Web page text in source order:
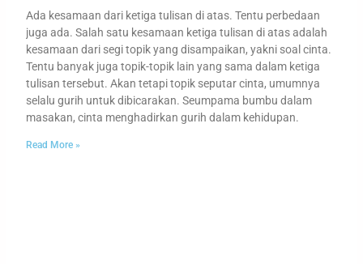
Ada kesamaan dari ketiga tulisan di atas. Tentu perbedaan
juga ada. Salah satu kesamaan ketiga tulisan di atas adalah
kesamaan dari segi topik yang disampaikan, yakni soal cinta.
Tentu banyak juga topik-topik lain yang sama dalam ketiga
tulisan tersebut. Akan tetapi topik seputar cinta, umumnya
selalu gurih untuk dibicarakan. Seumpama bumbu dalam
masakan, cinta menghadirkan gurih dalam kehidupan.
Read More »